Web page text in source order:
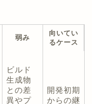
弱み
向いてい
るケース
ビルド
生成物
との差
異やプ
開発初期
からの継